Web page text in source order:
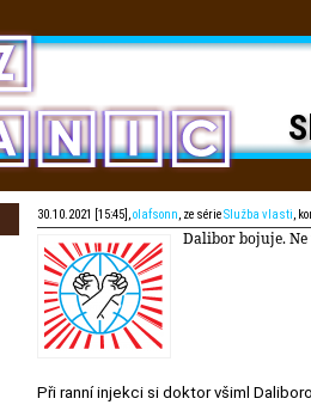
30.10.2021 [15:45],olafsonn, ze sérieSlužba vlasti,
Dalibor bojuje.
Při ranní injekci si doktor všiml